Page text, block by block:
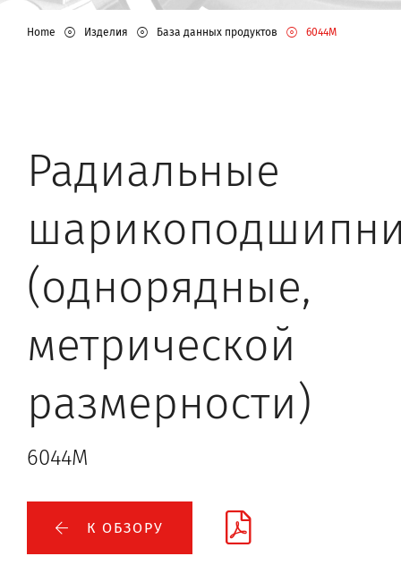
Home Изделия База данных продуктов 6044M
Радиальные
(однорядные,
метрической
размерности)
6044M
К ОБЗОРУ